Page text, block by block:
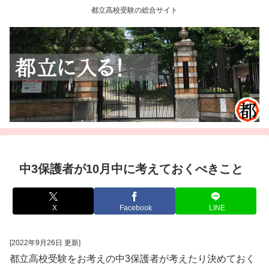
都立高校受験の総合サイト
中3保護者が10月中に考えておくべきこと
X Facebook LINE
[2022年9月26日 更新]
都立高校受験をお考えの中3保護者が考えたり決めておく